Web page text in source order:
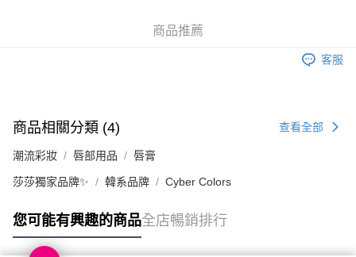
澳門地區配送 - 確認發貨後1-4個工作天送達 運費表
商品推薦
客服
商品相關分類 (4) 查看全部
潮流彩妝 唇部用品 唇膏
莎莎獨家品牌✨ 韓系品牌 Cyber Colors
您可能有興趣的商品全店暢銷排行